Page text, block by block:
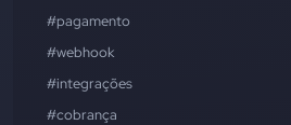
#pagamento
#webhook
#integrações
#cobrança